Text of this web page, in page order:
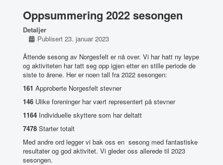
Oppsummering 2022 sesongen
Detaljer
Publisert 23. januar 2023
Åttende sesong av Norgesfelt er nå over. Vi har hatt ny løype
og aktiviteten har tatt seg opp igjen etter en stille periode de
siste to årene. Her er noen tall fra 2022 sesongen:
161 Approberte Norgesfelt stevner
146 Ulike foreninger har vært representert på stevner
1164 Individuelle skyttere som har deltatt
7478 Starter totalt
Med andre ord legger vi bak oss en sesong med fantastiske
resultater og god aktivitet. Vi gleder oss allerede til 2023
sesongen.